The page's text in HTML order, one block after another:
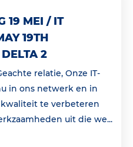
19 MEI / IT
19TH
2
relatie, Onze IT-
in ons netwerk en in
kwaliteit te verbeteren
uit die we...